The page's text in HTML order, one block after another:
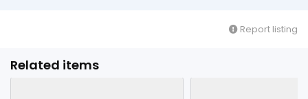
Report listing
Related items